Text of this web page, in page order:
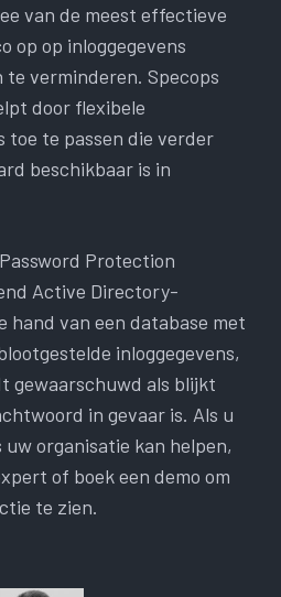
van de meest effectieve
op op inloggegevens
te verminderen. Specops
door flexibele
te passen die verder
beschikbaar is in
Protection
Active Directory-
hand van een database met
inloggegevens,
gewaarschuwd als blijkt
in gevaar is. Als u
organisatie kan helpen,
of boek een demo om
te zien.